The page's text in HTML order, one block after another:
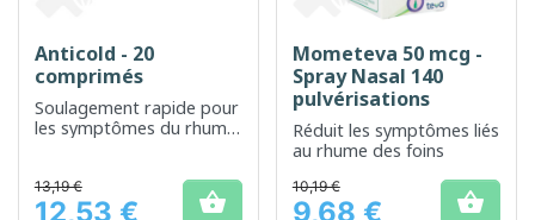
Anticold - 20
comprimés
Soulagement rapide pour
les symptômes du rhume
Prix
13,19 €
12,53 € 
Mometeva 50 mcg -
Spray Nasal 140
pulvérisations
Réduit les symptômes liés
au rhume des foins
Prix
10,19 €
9,68 € 